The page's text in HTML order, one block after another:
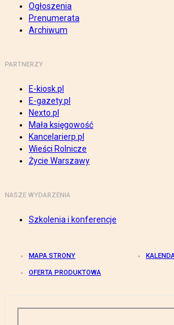
Ogłoszenia
Prenumerata
Archiwum
PARTNERZY
E-kiosk.pl
E-gazety.pl
Nexto.pl
Mała księgowość
Kancelarierp.pl
Wieści Rolnicze
Życie Warszawy
NASZE WYDARZENIA
Szkolenia i konferencje
MAPA STRONY
OFERTA PRODUKTOWA